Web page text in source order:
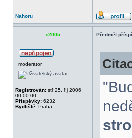
Nahoru
x2005 Předmět
moderátor
Registrován: stř 25. říj 2006
00:00:00
Příspěvky: 6232
Bydliště: Praha